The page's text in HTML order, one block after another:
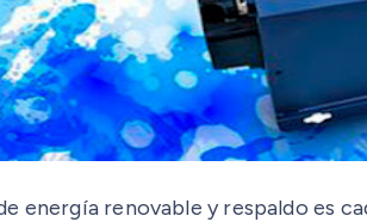
energía renovable y respaldo es